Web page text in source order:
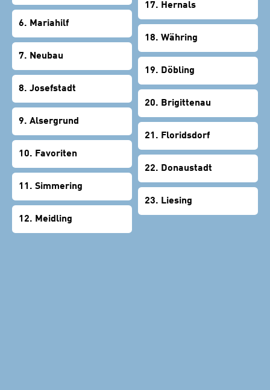
6. Mariahilf
7. Neubau
8. Josefstadt
9. Alsergrund
10. Favoriten
11. Simmering
12. Meidling
17. Hernals
18. Währing
19. Döbling
20. Brigittenau
21. Floridsdorf
22. Donaustadt
23. Liesing